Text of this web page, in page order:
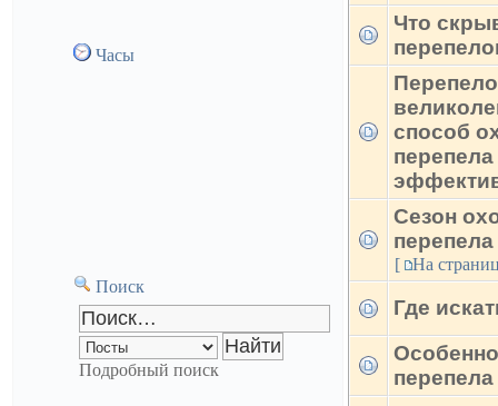
Часы
Поиск
Подробный поиск
Что
способ
перепела
Сезон
перепела
[ На
Где
перепела